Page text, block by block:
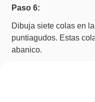
Paso 6:
Dibuja siete colas en
puntiagudos. Estas
abanico.